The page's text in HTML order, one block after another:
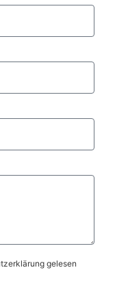
gelesen